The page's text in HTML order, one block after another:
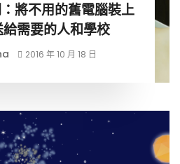
將不用的舊電腦裝上
需要的人和學校
2016 年 10 月 18 日